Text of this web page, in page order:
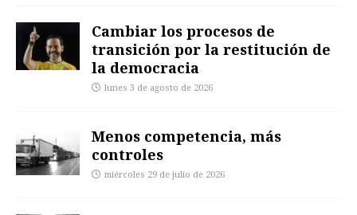
Cambiar los procesos de
transición por la restitución de
la democracia
lunes 3 de agosto de 2026
Menos competencia, más
controles
miércoles 29 de julio de 2026